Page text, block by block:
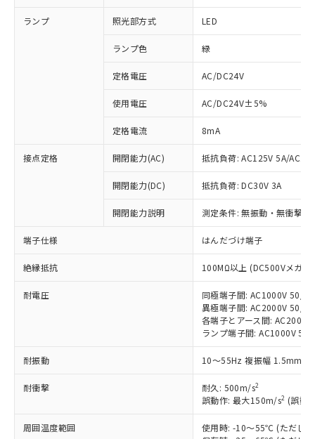
ランプ 照光部方式 LED
ランプ色 緑
定格電圧 AC/DC24V
使用電圧 AC/DC24V±5%
定格電流 8mA
接点定格 開閉能力(AC) 抵抗負荷: AC125V 5A/
開閉能力(DC) 抵抗負荷: DC30V 3A
開閉能力説明 測定条件: 無振動・無衝撃
端子仕様 はんだづけ端子
絶縁抵抗 100MΩ以上 (DC500Vメガ)
耐電圧
同極端子間: AC1000V 50/
異極端子間: AC2000V 50/
各端子とアース間:
ランプ端子間: AC1000V
耐振動 10～55Hz 複振幅 1.5mm (
耐衝撃 耐久: 500m/s2
誤動作: 最大150m/s2 (誤動
周囲温度範囲
使用時: -10～55℃ (ただし
以下の条件をお読みいただき、同意のうえ
本サービスは、当社制御機器事業取扱
商品の当社在庫状況および標準価格
(税抜)を提供させていただくもので
当社制御機器事業取扱商品の中には、
※1 対応状況
対応済み：EU RoHS指令（10物質）の
非含有に対応した製品が提供可能な商品で
す。
対応予定：EU RoHS指令（10物質）の非含
有に対応した製品に切り替える予定のある
対応予定なし：EU RoHS指令（10物質）の
非含有に非対応の商品で、対応品を出す予
調査・確認中：EU RoHS指令（10物質）の
非含有の対応状況を調査中または確認中の
非該当品：ライセンス料など無形物で、有
害物質有無と関係のない商品です。
「○」：最大均質材料含有率が中国RoHSの
基準値以下であることを示します。